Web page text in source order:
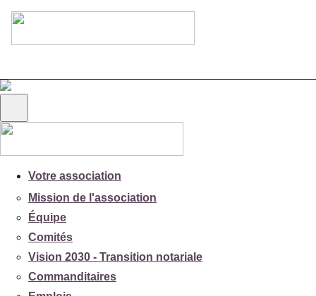
Votre association
Mission de l'association
Équipe
Comités
Vision 2030 - Transition notariale
Commanditaires